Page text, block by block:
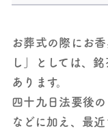
お葬式の際にお
し」としては、
あります。
四十九日法要後
などに加え、最